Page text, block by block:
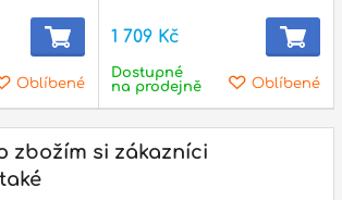
Oblíbené
1 709 Kč
Oblíbené
Dostupné
na prodejně
zbožím si zákazníci